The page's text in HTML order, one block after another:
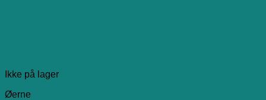
Ikke på lager
Øerne